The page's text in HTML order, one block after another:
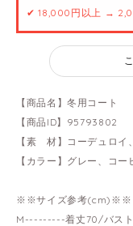
✔ 18,000円以上 →
【商品名】冬用コート
【商品ID】95793802
【素 材】コーデュロイ
【カラー】グレー、コー
※※サイズ参考(cm)※※
M---------着丈70/バス